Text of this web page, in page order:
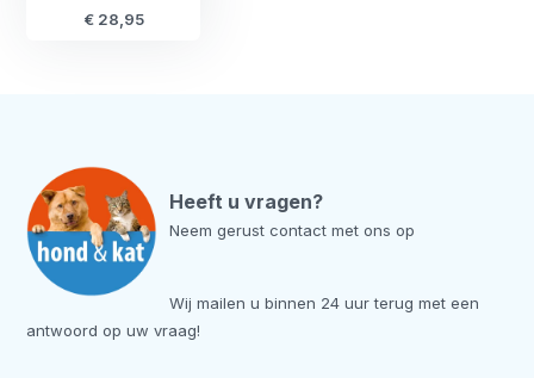
€ 28,95
Heeft u vragen?
Neem gerust contact met ons op
Wij mailen u binnen 24 uur terug met een
antwoord op uw vraag!